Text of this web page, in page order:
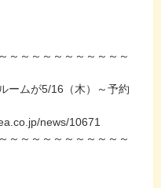
～～～～～～～～～～～
ームが5/16（木）～予約
news/10671
～～～～～～～～～～～